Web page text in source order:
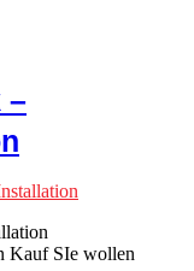
–
Kauf SIe wollen